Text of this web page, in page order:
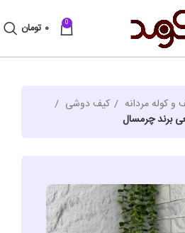
0 ۰ تومان
و کوله مردانه
کیف دوشی
برند چرمسال